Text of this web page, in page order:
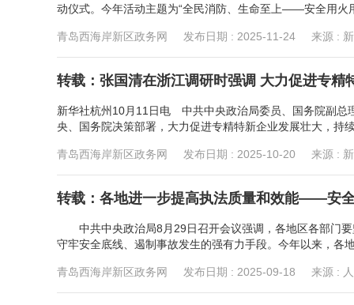
动仪式。今年活动主题为“全民消防、生命至上——安全用
青岛西海岸新区政务网 发布日期 : 2025-11-24 来源 :
转载：张国清在浙江调研时强调 大力促进专
新华社杭州10月11日电 中共中央政治局委员、国务院副总
央、国务院决策部署，大力促进专精特新企业发展壮大，持
青岛西海岸新区政务网 发布日期 : 2025-10-20 来源 :
转载：各地进一步提高执法质量和效能——安
中共中央政治局8月29日召开会议强调，各地区各部门
守牢安全底线、遏制事故发生的强有力手段。今年以来，各
青岛西海岸新区政务网 发布日期 : 2025-09-18 来源 :